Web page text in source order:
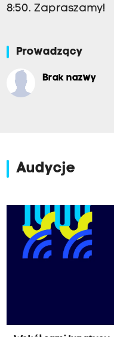
8:50. Zapraszamy!
Prowadzący
Brak nazwy
Audycje